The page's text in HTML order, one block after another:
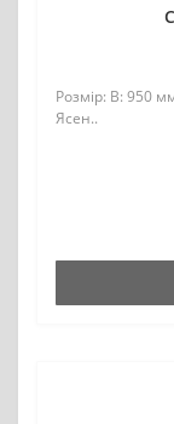
Розмір: В: 950
Ясен..